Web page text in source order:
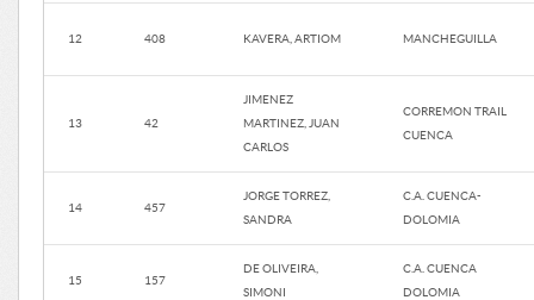
12 408 KAVERA, ARTIOM MANCHEGUILLA
13 42
JIMENEZ
MARTINEZ, JUAN
CARLOS
CORREMON TRAIL
CUENCA
14 457
JORGE TORREZ,
SANDRA
C.A. CUENCA-
DOLOMIA
15 157
DE OLIVEIRA,
SIMONI
C.A. CUENCA
DOLOMIA